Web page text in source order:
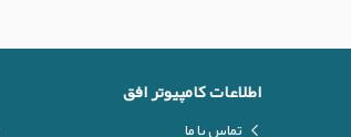
اطلاعات کامپیوتر افق
تماس با ما